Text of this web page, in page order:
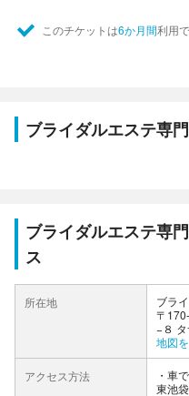
このチケットは6か月間利用
ブライダルエステ専
ブライダルエステ専
ス
所在地
ブラ
〒
−８
地図
アクセス方法
車
東池